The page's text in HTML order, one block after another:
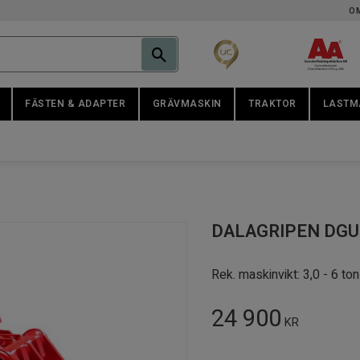
FÄSTEN & ADAPTER GRÄVMASKIN TRAKTOR
DALAGRIPEN
Rek. maskinvikt: 3,0 - 6 ton
24 900 KR